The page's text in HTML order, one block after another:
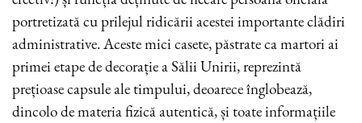
portretizată cu prilejul ridicării acestei importante clădiri
administrative. Aceste mici casete, păstrate ca martori ai
primei etape de decorație a Sălii Unirii, reprezintă
prețioase capsule ale timpului, deoarece înglobează,
dincolo de materia fizică autentică, și toate informațiile